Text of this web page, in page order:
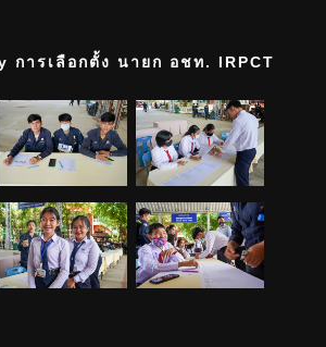
ารเลือกตั้ง นายก อชท. IRPCT